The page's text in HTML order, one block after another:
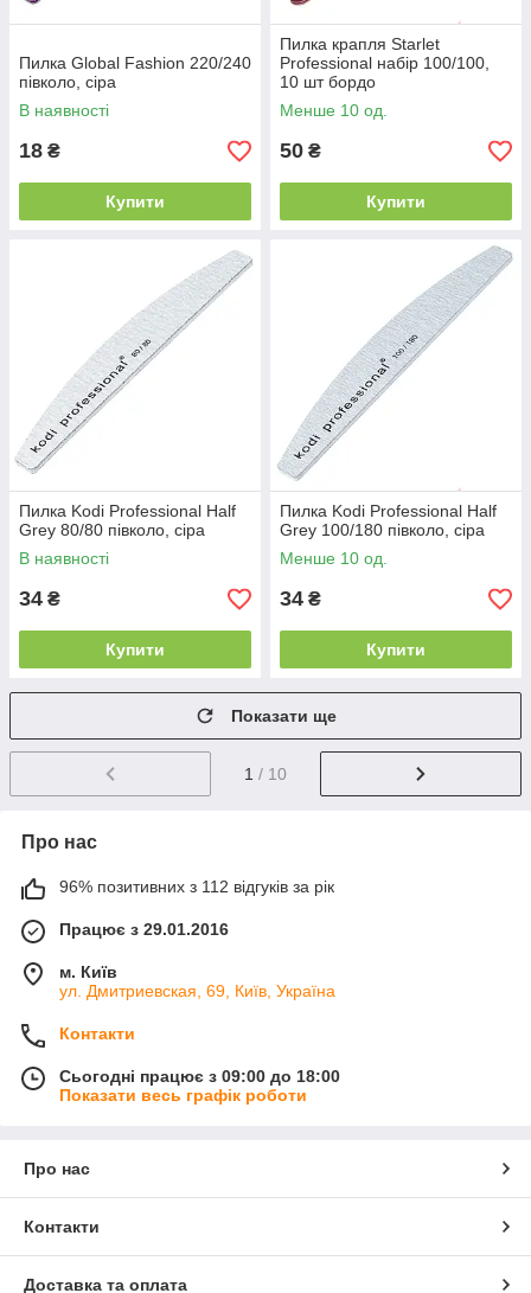
Пилка Global Fashion 220/240
півколо, сіра
В наявності
18 ₴
Купити
Пилка крапля Starlet
Professional набір 100/100,
10 шт бордо
Менше 10 од.
50 ₴
Купити
Пилка Kodi Professional Half
Grey 80/80 півколо, сіра
В наявності
34 ₴
Купити
Пилка Kodi Professional Half
Grey 100/180 півколо, сіра
Менше 10 од.
34 ₴
Купити
Показати ще
1 / 10
Про нас
96% позитивних з 112 відгуків за рік
Працює з 29.01.2016
м. Київ
ул. Дмитриевская, 69, Київ, Україна
Контакти
Сьогодні працює з 09:00 до 18:00
Показати весь графік роботи
Про нас
Контакти
Доставка та оплата